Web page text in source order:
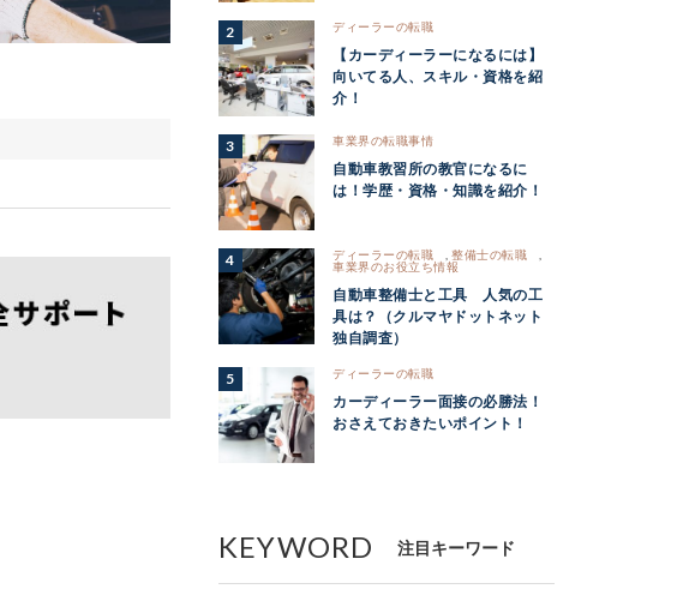
ディーラーの転職
【カーディーラーになるには】
向いてる人、スキル・資格を紹
介！
車業界の転職事情
自動車教習所の教官になるに
は！学歴・資格・知識を紹介！
ディーラーの転職 整備士の転職
車業界のお役立ち情報
自動車整備士と工具 人気の工
具は？（クルマヤドットネット
独自調査）
ディーラーの転職
カーディーラー面接の必勝法！
おさえておきたいポイント！
KEYWORD 注目キーワード